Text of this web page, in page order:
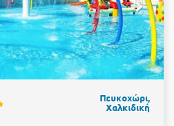
Πευκοχώρι,
Χαλκιδική